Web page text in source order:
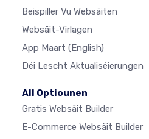
Beispiller Vu Websäiten
Websäit-Virlagen
App Maart (English)
Déi Lescht Aktualiséierungen
All Optiounen
Gratis Websäit Builder
E-Commerce Websäit Builder